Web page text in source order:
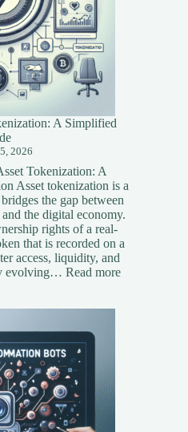
A Simplified
2026
Tokenization: A
Asset tokenization is a
the gap between
the digital economy.
rights of a real-
that is recorded on a
access, liquidity, and
evolving…Read more: